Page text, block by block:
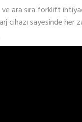
ve ara sıra forklift
cihazı sayesinde